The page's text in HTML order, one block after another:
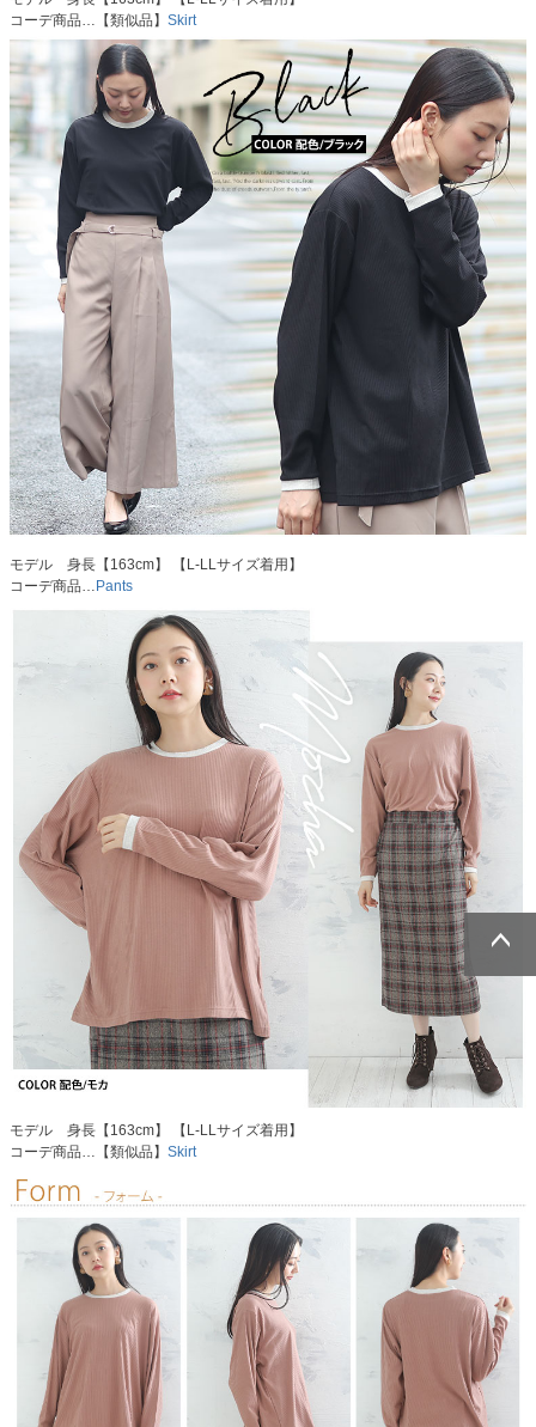
コーデ商品…【類似品】 Skirt
モデル 身長【163cm】 【L-LLサイズ着用】
コーデ商品… Pants
モデル 身長【163cm】 【L-LLサイズ着用】
コーデ商品…【類似品】 Skirt
ページトッ
プへ
ページトッ
プへ